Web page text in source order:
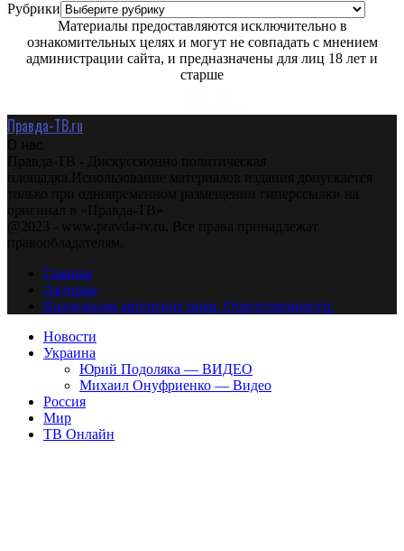
Рубрики
Материалы предоставляются исключительно в
ознакомительных целях и могут не совпадать с мнением
администрации сайта, и предназначены для лиц 18 лет и
старше
Правда-ТВ.ru
О нас
Правда-ТВ - Дискуссионно политическая
площадка.Использование материалов издания допускается
только при одновременном размещении гиперссылки на
оригинал в «Правда-ТВ»
@2023 - www.pravda-tv.ru. Все права принадлежат
правообладателям.
Главная
Авторам
Владельцам авторских прав. Ответственности.
Новости
Украина
Юрий Подоляка — ВИДЕО
Михаил Онуфриенко — Видео
Россия
Мир
ТВ Онлайн